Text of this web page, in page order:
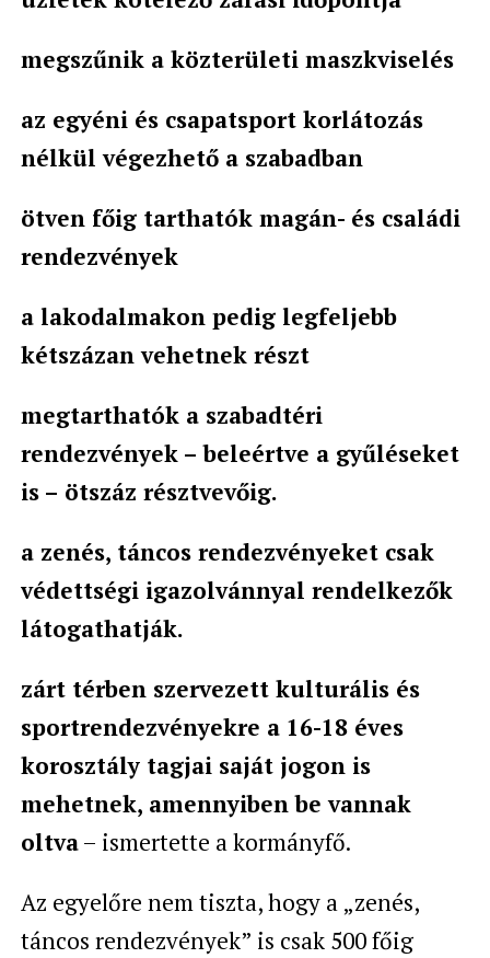
megszűnik a közterületi maszkviselés
az egyéni és csapatsport korlátozás
nélkül végezhető a szabadban
ötven főig tarthatók magán- és családi
rendezvények
a lakodalmakon pedig legfeljebb
kétszázan vehetnek részt
megtarthatók a szabadtéri
rendezvények – beleértve a gyűléseket
is – ötszáz résztvevőig.
a zenés, táncos rendezvényeket csak
védettségi igazolvánnyal rendelkezők
látogathatják.
zárt térben szervezett kulturális és
sportrendezvényekre a 16-18 éves
korosztály tagjai saját jogon is
mehetnek, amennyiben be vannak
oltva– ismertette a kormányfő.
Az egyelőre nem tiszta, hogy a „zenés,
táncos rendezvények” is csak 500 főig